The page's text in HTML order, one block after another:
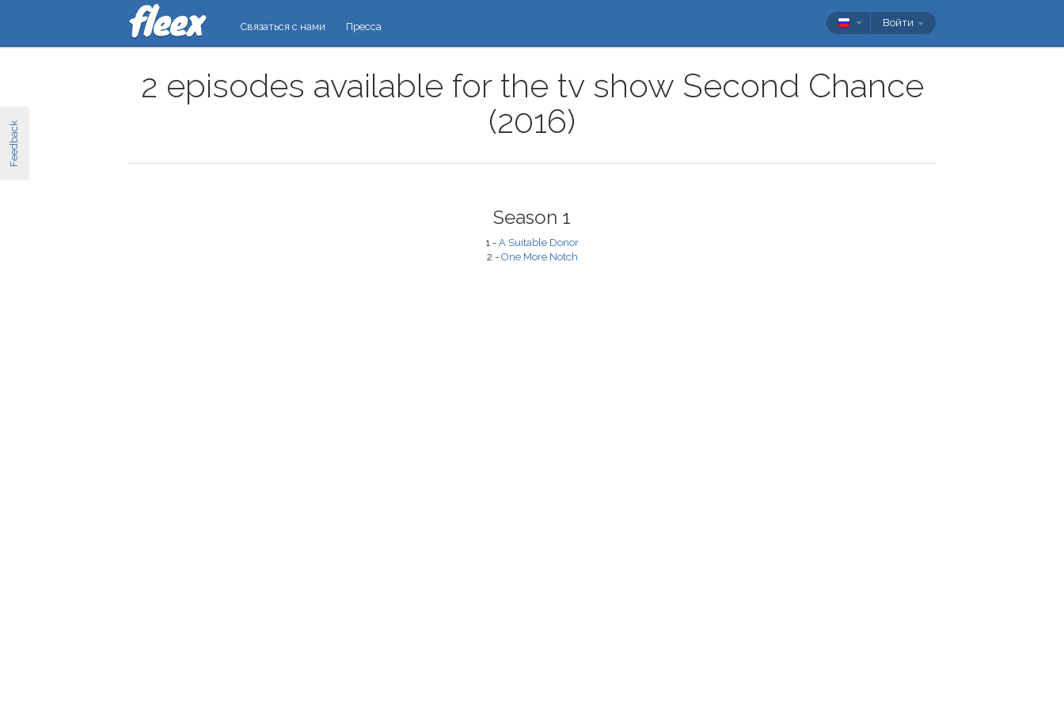
Feedback
Связаться с нами Пресса Войти
2 episodes available for the tv show Second Chance
(2016)
Season 1
1 - A Suitable Donor
2 - One More Notch